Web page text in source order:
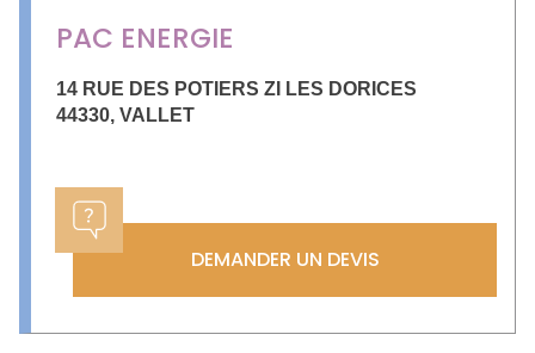
PAC ENERGIE
14 RUE DES POTIERS ZI LES DORICES
44330, VALLET
DEMANDER UN DEVIS